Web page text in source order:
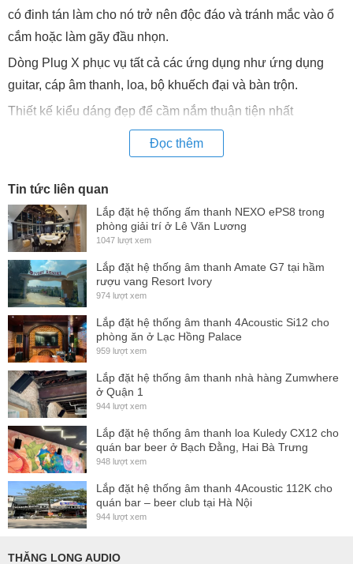
có đinh tán làm cho nó trở nên độc đáo và tránh mắc vào ổ
cắm hoặc làm gãy đầu nhọn.
Dòng Plug X phục vụ tất cả các ứng dụng như ứng dụng
guitar, cáp âm thanh, loa, bộ khuếch đại và bàn trộn.
Thiết kế kiểu dáng đẹp để cầm nắm thuận tiện nhất
Các tiếp điểm một mảnh được gia công chính xác - tránh bị
Thông số kỹ thuật của NEUTRIK NP3X
Đầu nối SpeakON
Phần thân với cơ cấu kẹp dây chắc chắn
Khả năng chịu dòng tức thời tối đa
Dùng cho dây có OD :4-7mm
Lõi dây dùng được :
Đọc thêm
Tin tức liên quan
Lắp đặt hệ thống ấm thanh NEXO ePS8 trong
phòng giải trí ở Lê Văn Lương
1047 lượt xem
Lắp đặt hệ thống âm thanh Amate G7 tại hầm
rượu vang Resort Ivory
974 lượt xem
Lắp đặt hệ thống âm thanh 4Acoustic Si12 cho
phòng ăn ở Lạc Hồng Palace
959 lượt xem
Lắp đặt hệ thống âm thanh nhà hàng Zumwhere
ở Quận 1
944 lượt xem
Lắp đặt hệ thống âm thanh loa Kuledy CX12 cho
quán bar beer ở Bạch Đằng, Hai Bà Trưng
948 lượt xem
Lắp đặt hệ thống âm thanh 4Acoustic 112K cho
quán bar – beer club tại Hà Nội
944 lượt xem
THĂNG LONG AUDIO